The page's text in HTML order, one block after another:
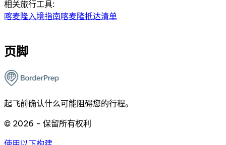
相关旅行工具:
喀麦隆入境指南喀麦隆抵达清单
页脚
起飞前确认什么可能阻碍您的行程。
© 2026 - 保留所有权利